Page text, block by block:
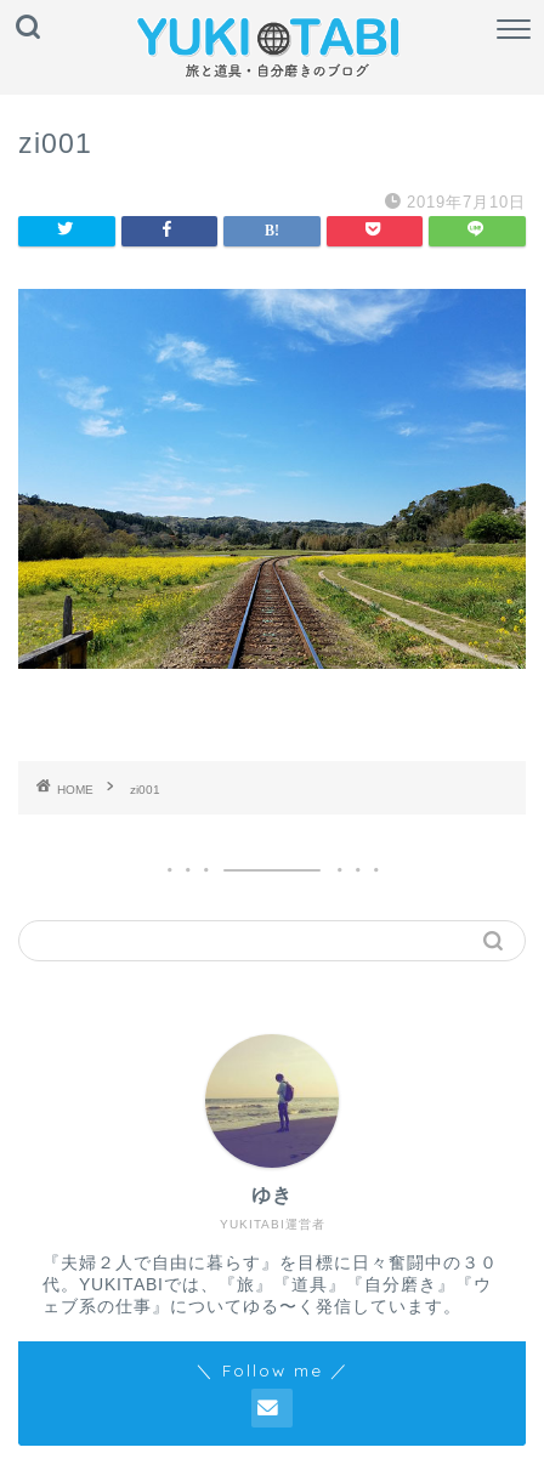
zi001
2019年7月10日
HOME zi001
YUKITABI運営者
ゆき
『夫婦２人で自由に暮らす』を目標に日々奮闘中の３０
代。YUKITABIでは、『旅』『道具』『自分磨き』『ウ
ェブ系の仕事』についてゆる〜く発信しています。
＼ Follow me ／